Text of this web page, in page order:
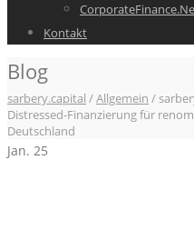
Kontakt
Blog
sarbery.capital /Allgemein /
Distressed-Finanzierung für
Deutschland
Jan. 25